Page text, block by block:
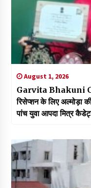
August 1, 2026
Garvita Bhakuni
रिसेप्शन के लिए अल्मोड़ा
पांच युवा आपदा मित्र